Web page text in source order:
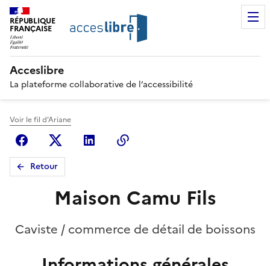
RÉPUBLIQUE
FRANÇAISE
Acceslibre
La plateforme collaborative de l’accessibilité
Voir le fil d'Ariane
FacebookX (anciennement Twitter)
Linkedin
Retour
Maison Camu Fils
Caviste / commerce de détail de boissons